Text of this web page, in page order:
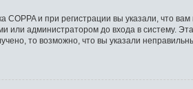
и при регистрации вы указали, что
или администратором до входа в систему.
то возможно, что вы указали